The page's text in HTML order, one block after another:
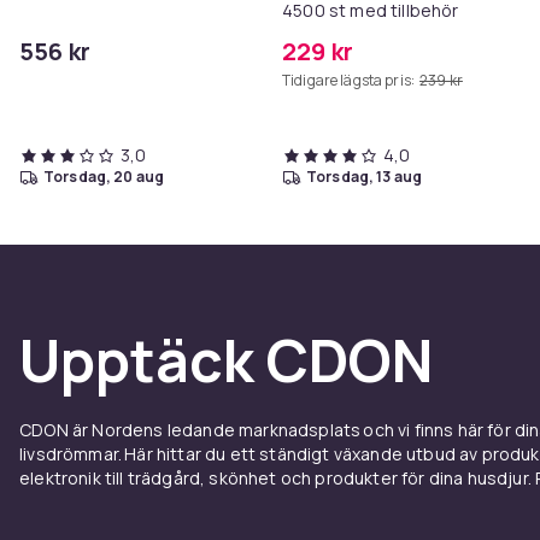
556 kr
3,0
torsdag, 20 aug
4500 st med tillbehör
229 kr
Tidigare lägsta pris: 239 kr
4,0
torsdag, 13 aug
Upptäck CDON
CDON är Nordens ledande marknadsplats och vi finns här för
livsdrömmar. Här hittar du ett ständigt växande utbud av
elektronik till trädgård, skönhet och produkter för dina husdjur.